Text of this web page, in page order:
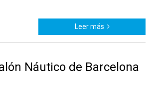
Leer más
Náutico de Barcelona